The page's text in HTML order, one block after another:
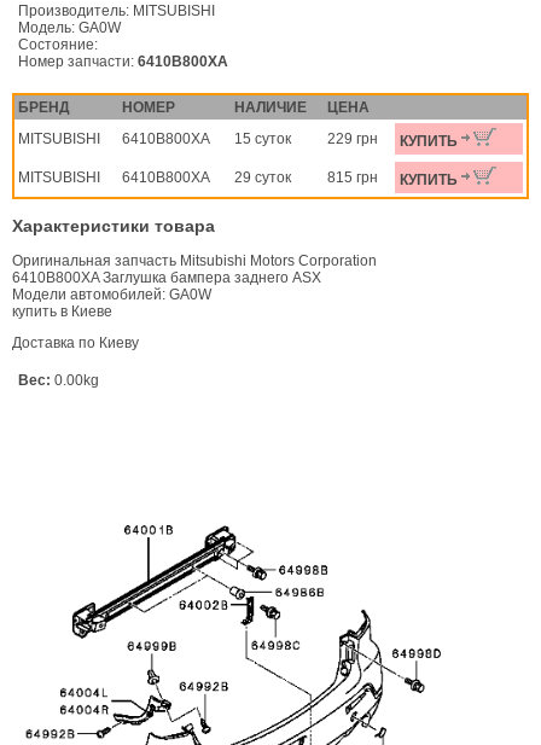
Производитель: MITSUBISHI
Модель: GA0W
Состояние:
Номер запчасти: 6410B800XA
БРЕНД НОМЕР НАЛИЧИЕ
ЦЕНА
MITSUBISHI
6410B800XA 15 суток 229 грн КУПИТЬ
MITSUBISHI 6410B800XA 29 суток 815 грн КУПИТЬ
Характеристики товара
Оригинальная запчасть Mitsubishi Motors Corporation
6410B800XA Заглушка бампера заднего ASX
Модели автомобилей: GA0W
купить в Киеве
Доставка по Киеву
Вес: 0.00kg